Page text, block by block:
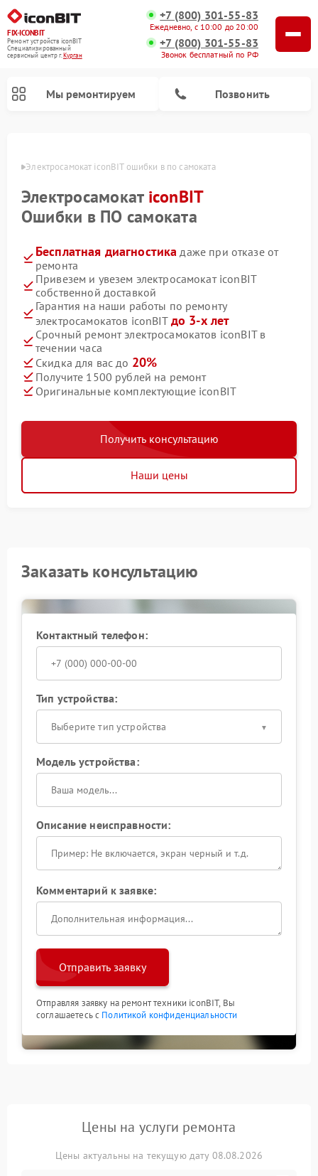
FIX-ICONBIT
Ремонт устройств iconBIT
Специализированный
cервисный центр г.Курган
+7 (800) 301-55-83
Ежедневно, с 10:00 до 20:00
+7 (800) 301-55-83
Звонок бесплатный по РФ
Мы ремонтируем Позвонить
Электросамокат iconBIT ошибки в по самоката
Электросамокат iconBIT
Ошибки в ПО самоката
Бесплатная диагностика даже при отказе от
ремонта
Привезем и увезем электросамокат iconBIT
собственной доставкой
Гарантия на наши работы по ремонту
электросамокатов iconBIT до 3-х лет
Срочный ремонт электросамокатов iconBIT в
течении часа
Скидка для вас до 20%
Получите 1500 рублей на ремонт
Оригинальные комплектующие iconBIT
Получить консультацию
Наши цены
Заказать консультацию
Контактный телефон:
Тип устройства:
Выберите тип устройства
Модель устройства:
Описание неисправности:
Комментарий к заявке:
Отправить заявку
Отправляя заявку на ремонт техники iconBIT, Вы
соглашаетесь с Политикой конфиденциальности
Цены на услуги ремонта
Цены актуальны на текущую дату 08.08.2026